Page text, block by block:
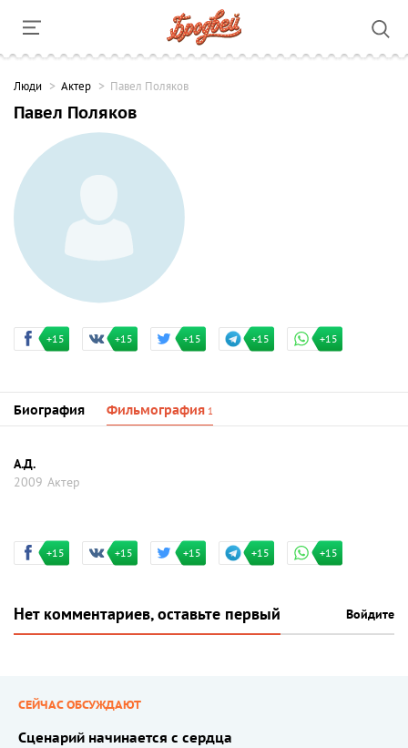
Люди Актер Павел Поляков
Павел Поляков
+15 +15 +15 +15 +15
Биография Фильмография 1
А.Д.
2009 Актер
+15 +15 +15 +15 +15
Нет комментариев, оставьте первый Войдите
СЕЙЧАС ОБСУЖДАЮТ
Сценарий начинается с сердца